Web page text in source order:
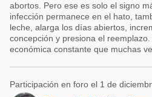
abortos. Pero ese es solo el signo
infección permanece en el hato,
leche, alarga los días abiertos,
concepción y presiona el
económica constante que muchas ve
Participación en foro el 1 de